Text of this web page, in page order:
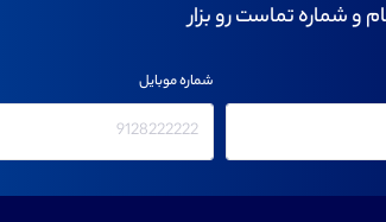
و شماره تماست رو بزار
شماره موبایل